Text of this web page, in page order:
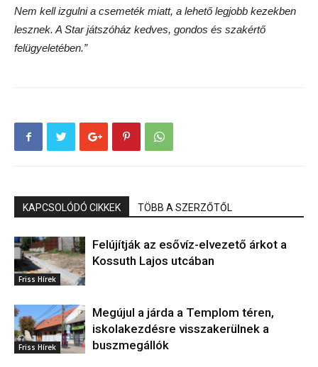
Nem kell izgulni a csemeték miatt, a lehető legjobb kezekben
lesznek. A Star játszóház kedves, gondos és szakértő
felügyeletében.”
KAPCSOLÓDÓ CIKKEK TÖBB A SZERZŐTŐL
Friss Hírek
Felújítják az esővíz-elvezető árkot a
Kossuth Lajos utcában
Friss Hírek
Megújul a járda a Templom téren,
iskolakezdésre visszakerülnek a
buszmegállók